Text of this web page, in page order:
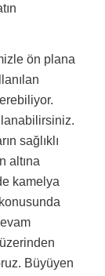
ön plana
sağlıklı
altına
kamelya
Büyüyen